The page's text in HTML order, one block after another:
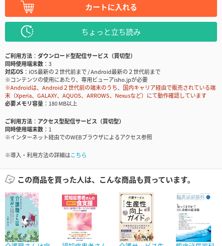
カートに入れる
ちょっと立ち読み
ご利用方法
ダウンロード型配信サービス（買切型）
同時使用端末数
3
対応OS
iOS最新の２世代前まで / Android最新の２世代前まで
※コンテンツの使用にあたり、専用ビューアisho.jpが必要
※Androidは、Android２世代前の端末のうち、国内キャリア経由で販売されている端
末（Xperia、GALAXY、AQUOS、ARROWS、Nexusなど）にて動作確認しています
必要メモリ容量
180 MB以上
ご利用方法
アクセス型配信サービス（買切型）
同時使用端末数
1
※インターネット経由でのWEBブラウザによるアクセス参照
※導入・利用方法の詳細はこちら
この商品を買った人は、こんな商品も買っています。